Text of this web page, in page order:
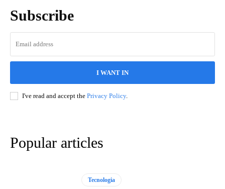
Subscribe
I WANT IN
I've read and accept the Privacy Policy.
Popular articles
Tecnologia